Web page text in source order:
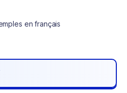
en français